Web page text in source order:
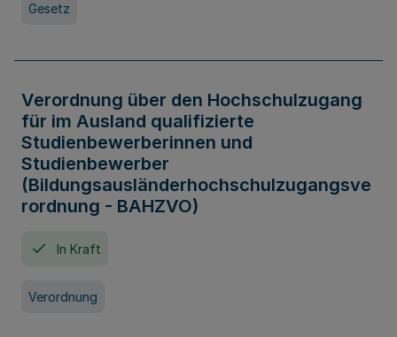
Gesetz
Verordnung über den Hochschulzugang
für im Ausland qualifizierte
Studienbewerberinnen und
Studienbewerber
(Bildungsausländerhochschulzugangsve
rordnung - BAHZVO)
In Kraft
Verordnung